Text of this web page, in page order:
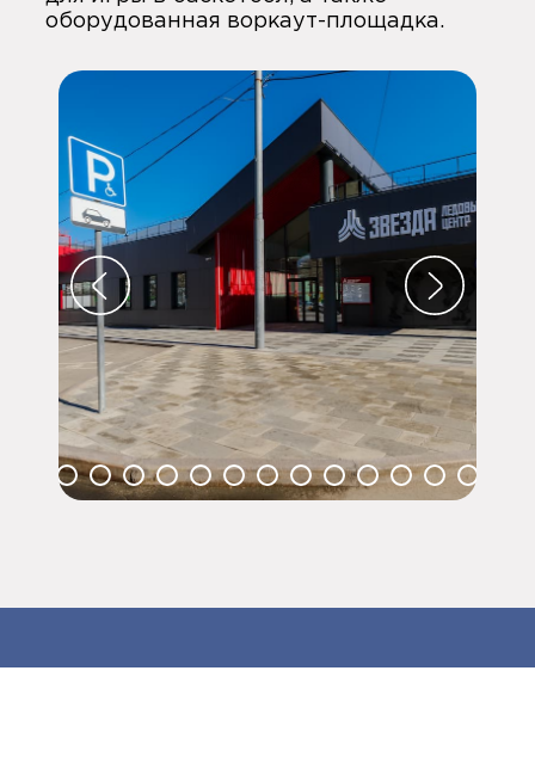
оборудованная воркаут-площадка.